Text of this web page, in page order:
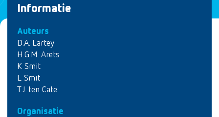
Informatie
Auteurs
D.A. Lartey
H.G.M. Arets
K Smit
L Smit
T.J. ten Cate
Organisatie